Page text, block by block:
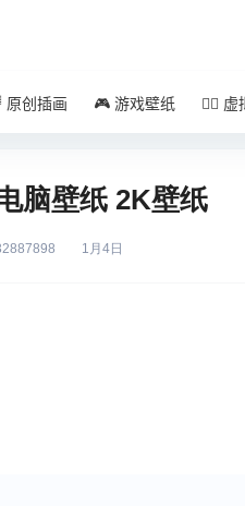
原创插画 🎮 游戏壁纸 🧚‍♀️ 虚
脑壁纸 2K壁纸
1月4日